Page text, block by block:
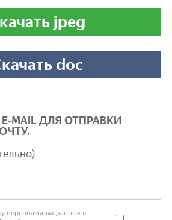
jpeg
doc
MAIL ДЛЯ ОТПРАВКИ
персональных данных в